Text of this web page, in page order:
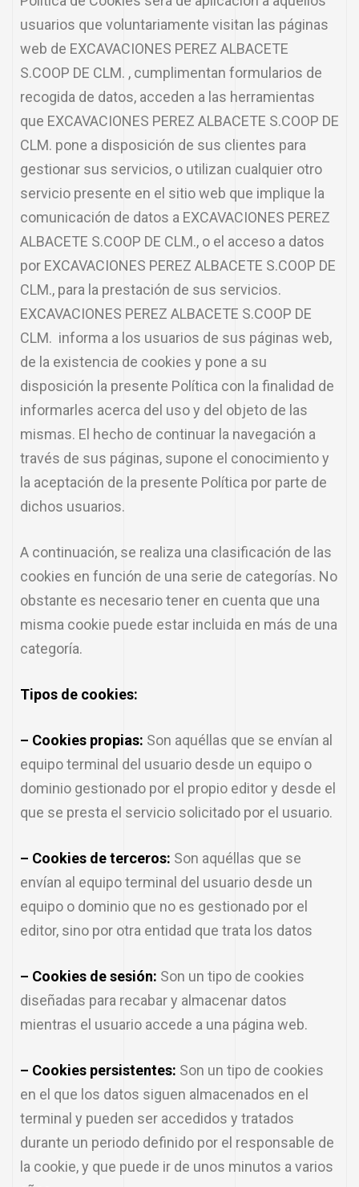
usuarios que voluntariamente visitan las páginas
web de EXCAVACIONES PEREZ ALBACETE
S.COOP DE CLM. , cumplimentan formularios de
recogida de datos, acceden a las herramientas
que EXCAVACIONES PEREZ ALBACETE S.COOP DE
CLM. pone a disposición de sus clientes para
gestionar sus servicios, o utilizan cualquier otro
servicio presente en el sitio web que implique la
comunicación de datos a EXCAVACIONES PEREZ
ALBACETE S.COOP DE CLM., o el acceso a datos
por EXCAVACIONES PEREZ ALBACETE S.COOP DE
CLM., para la prestación de sus servicios.
EXCAVACIONES PEREZ ALBACETE S.COOP DE
CLM. informa a los usuarios de sus páginas web,
de la existencia de cookies y pone a su
disposición la presente Política con la finalidad de
informarles acerca del uso y del objeto de las
mismas. El hecho de continuar la navegación a
través de sus páginas, supone el conocimiento y
la aceptación de la presente Política por parte de
dichos usuarios.
A continuación, se realiza una clasificación de las
cookies en función de una serie de categorías. No
obstante es necesario tener en cuenta que una
misma cookie puede estar incluida en más de una
categoría.
Tipos de cookies:
– Cookies propias: Son aquéllas que se envían al
equipo terminal del usuario desde un equipo o
dominio gestionado por el propio editor y desde el
que se presta el servicio solicitado por el usuario.
– Cookies de terceros: Son aquéllas que se
envían al equipo terminal del usuario desde un
equipo o dominio que no es gestionado por el
editor, sino por otra entidad que trata los datos
– Cookies de sesión: Son un tipo de cookies
diseñadas para recabar y almacenar datos
mientras el usuario accede a una página web.
– Cookies persistentes: Son un tipo de cookies
en el que los datos siguen almacenados en el
terminal y pueden ser accedidos y tratados
durante un periodo definido por el responsable de
la cookie, y que puede ir de unos minutos a varios